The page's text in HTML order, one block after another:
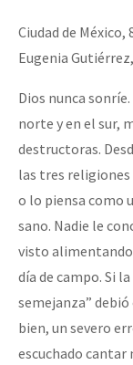
Ciudad de México,
Eugenia
Dios nunca
norte y en el sur,
destructoras.
las tres
o lo piensa como
sano. Nadie le
visto
día de campo. Si
semejanza”
bien, un severo
escuchado cantar